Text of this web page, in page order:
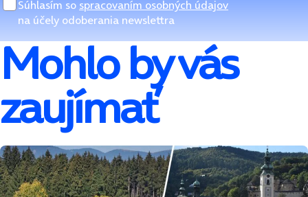
Súhlasím so spracovaním osobných údajov
na účely odoberania newslettra
Mohlo by vás
zaujímať